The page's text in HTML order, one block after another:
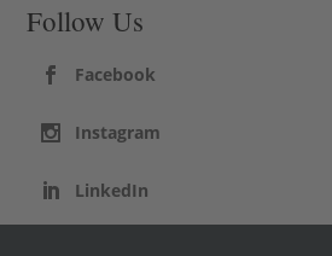
Follow Us
Facebook
Instagram
LinkedIn